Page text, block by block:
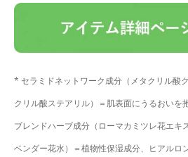
* セラミドネットワーク成分（メタクリル酸
クリル酸ステアリル）＝肌表面にうるおいを
ブレンドハーブ成分（ローマカミツレ花エキ
ベンダー花水）＝植物性保湿成分、ヒアルロ